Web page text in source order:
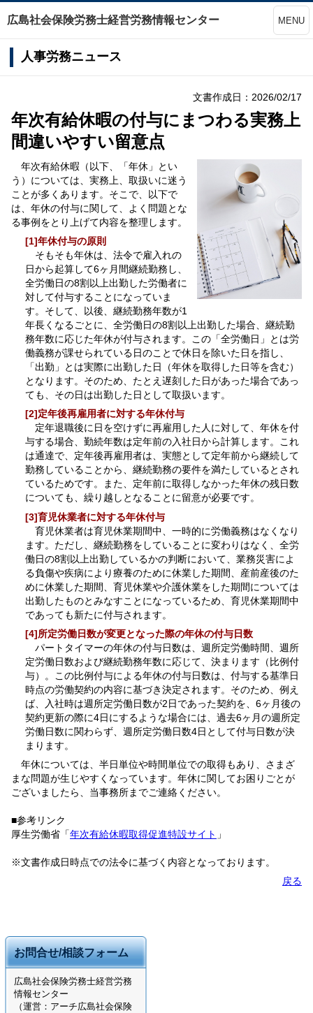
広島社会保険労務士経営労務情報センター MENU
人事労務ニュース
文書作成日：2026/02/17
年次有給休暇の付与にまつわる実務上
間違いやすい留意点
年次有給休暇（以下、「年休」とい
う）については、実務上、取扱いに迷う
ことが多くあります。そこで、以下で
は、年休の付与に関して、よく問題とな
る事例をとり上げて内容を整理します。
[1]年休付与の原則
そもそも年休は、法令で雇入れの
日から起算して6ヶ月間継続勤務し、
全労働日の8割以上出勤した労働者に
対して付与することになっていま
す。そして、以後、継続勤務年数が1
年長くなるごとに、全労働日の8割以上出勤した場合、継続勤
務年数に応じた年休が付与されます。この「全労働日」とは労
働義務が課せられている日のことで休日を除いた日を指し、
「出勤」とは実際に出勤した日（年休を取得した日等を含む）
となります。そのため、たとえ遅刻した日があった場合であっ
ても、その日は出勤した日として取扱います。
[2]定年後再雇用者に対する年休付与
定年退職後に日を空けずに再雇用した人に対して、年休を付
与する場合、勤続年数は定年前の入社日から計算します。これ
は通達で、定年後再雇用者は、実態として定年前から継続して
勤務していることから、継続勤務の要件を満たしているとされ
ているためです。また、定年前に取得しなかった年休の残日数
についても、繰り越しとなることに留意が必要です。
[3]育児休業者に対する年休付与
育児休業者は育児休業期間中、一時的に労働義務はなくなり
ます。ただし、継続勤務をしていることに変わりはなく、全労
働日の8割以上出勤しているかの判断において、業務災害によ
る負傷や疾病により療養のために休業した期間、産前産後のた
めに休業した期間、育児休業や介護休業をした期間については
出勤したものとみなすことになっているため、育児休業期間中
であっても新たに付与されます。
[4]所定労働日数が変更となった際の年休の付与日数
パートタイマーの年休の付与日数は、週所定労働時間、週所
定労働日数および継続勤務年数に応じて、決まります（比例付
与）。この比例付与による年休の付与日数は、付与する基準日
時点の労働契約の内容に基づき決定されます。そのため、例え
ば、入社時は週所定労働日数が2日であった契約を、6ヶ月後の
契約更新の際に4日にするような場合には、過去6ヶ月の週所定
労働日数に関わらず、週所定労働日数4日として付与日数が決
まります。
年休については、半日単位や時間単位での取得もあり、さまざ
まな問題が生じやすくなっています。年休に関してお困りごとが
ございましたら、当事務所までご連絡ください。
■参考リンク
厚生労働省「年次有給休暇取得促進特設サイト 」
※文書作成日時点での法令に基づく内容となっております。
戻る
お問合せ/相談フォーム
広島社会保険労務士経営労務
情報センター
（運営：アーチ広島社会保険